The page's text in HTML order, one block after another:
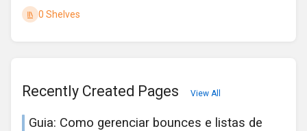
0 Shelves
Recently Created Pages View All
Guia: Como gerenciar bounces e listas de